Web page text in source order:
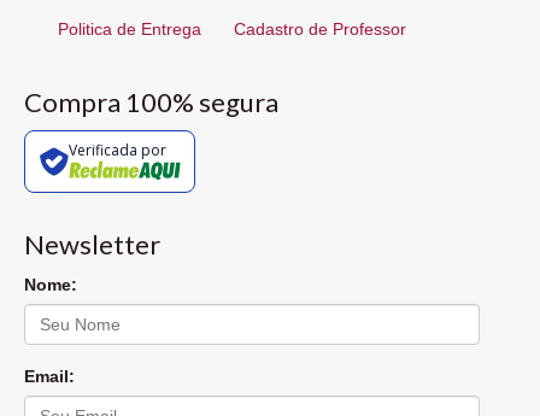
Politica de Entrega Cadastro de Professor
Compra 100% segura
Verificada por
Newsletter
Nome:
Email: